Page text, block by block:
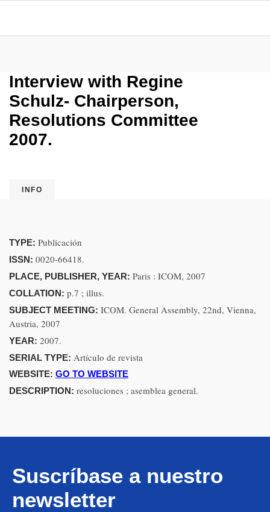
Interview with Regine
Schulz- Chairperson,
Resolutions Committee
2007.
INFO
TYPE: Publicación
ISSN: 0020-66418.
PLACE, PUBLISHER, YEAR: Paris : ICOM, 2007
COLLATION: p.7 ; illus.
SUBJECT MEETING: ICOM. General Assembly, 22nd, Vienna,
Austria, 2007
YEAR: 2007.
SERIAL TYPE: Artículo de revista
WEBSITE: GO TO WEBSITE
DESCRIPTION: resoluciones ; asemblea general.
Suscríbase a nuestro
newsletter